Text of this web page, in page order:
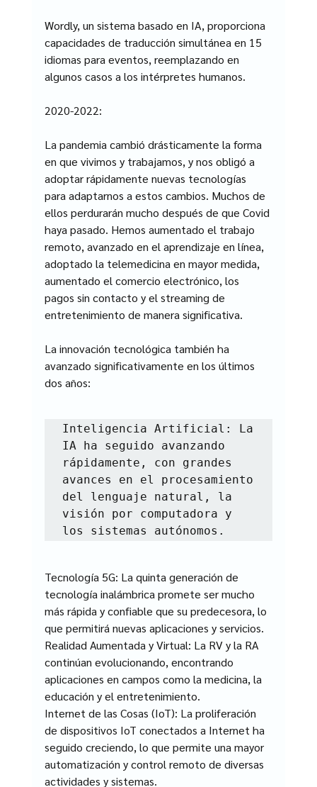
Wordly, un sistema basado en IA, proporciona
capacidades de traducción simultánea en 15
idiomas para eventos, reemplazando en
algunos casos a los intérpretes humanos.
2020-2022:
La pandemia cambió drásticamente la forma
en que vivimos y trabajamos, y nos obligó a
adoptar rápidamente nuevas tecnologías
para adaptarnos a estos cambios. Muchos de
ellos perdurarán mucho después de que Covid
haya pasado. Hemos aumentado el trabajo
remoto, avanzado en el aprendizaje en línea,
adoptado la telemedicina en mayor medida,
aumentado el comercio electrónico, los
pagos sin contacto y el streaming de
entretenimiento de manera significativa.
La innovación tecnológica también ha
avanzado significativamente en los últimos
dos años:
Inteligencia Artificial: La
IA ha seguido avanzando
rápidamente, con grandes
avances en el procesamiento
del lenguaje natural, la
visión por computadora y
los sistemas autónomos.
Tecnología 5G: La quinta generación de
tecnología inalámbrica promete ser mucho
más rápida y confiable que su predecesora, lo
que permitirá nuevas aplicaciones y servicios.
Realidad Aumentada y Virtual: La RV y la RA
continúan evolucionando, encontrando
aplicaciones en campos como la medicina, la
educación y el entretenimiento.
Internet de las Cosas (IoT): La proliferación
de dispositivos IoT conectados a Internet ha
seguido creciendo, lo que permite una mayor
automatización y control remoto de diversas
actividades y sistemas.